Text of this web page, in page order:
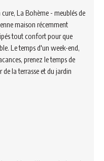
La Bohème - meublés de
maison récemment
tout confort pour que
Le temps d'un week-end,
prenez le temps de
la terrasse et du jardin